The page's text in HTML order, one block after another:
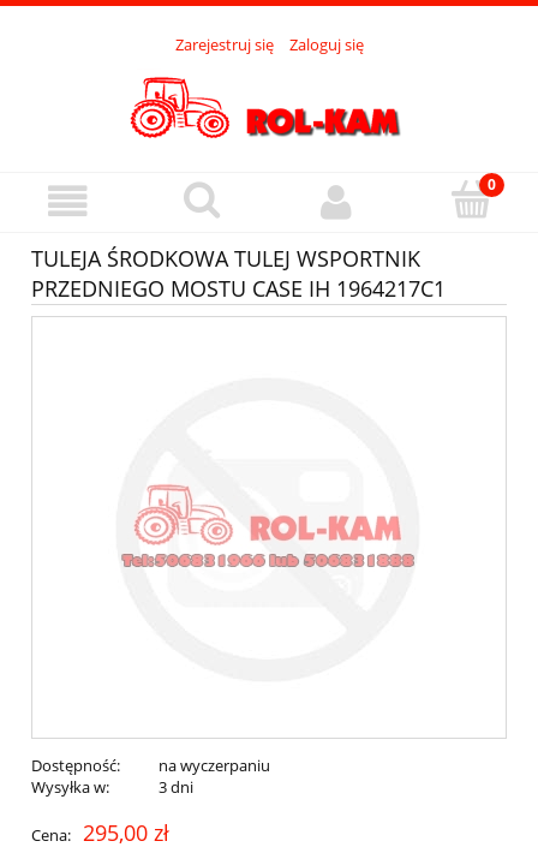
Zarejestruj się Zaloguj się
TULEJA ŚRODKOWA TULEJ WSPORTNIK
PRZEDNIEGO MOSTU CASE IH 1964217C1
Dostępność:
na wyczerpaniu
Wysyłka w:
3 dni
Cena: 295,00 zł